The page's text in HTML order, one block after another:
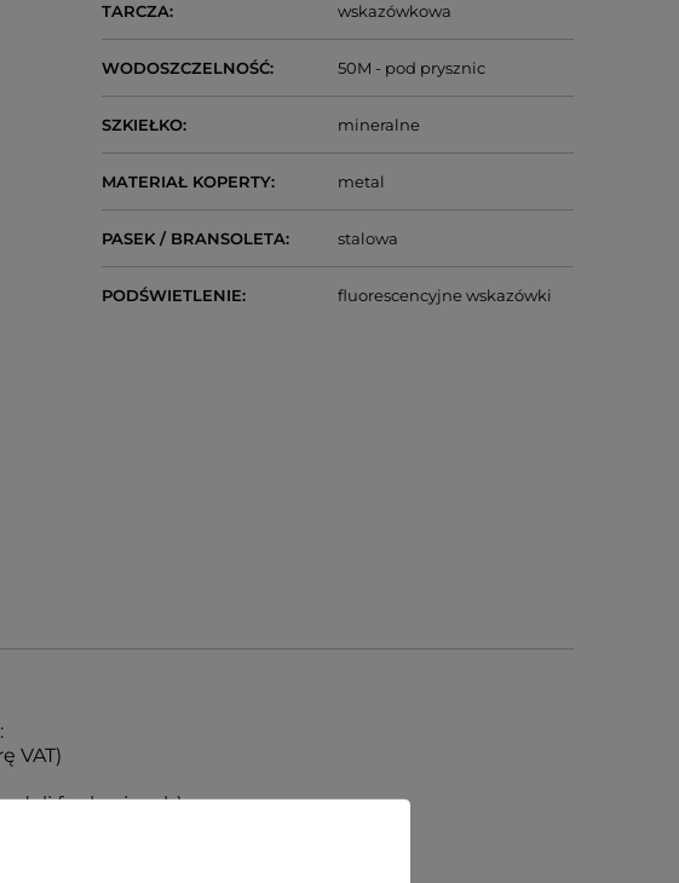
TARCZA wskazówkowa
WODOSZCZELNOŚĆ 50M - pod prysznic
SZKIEŁKO mineralne
MATERIAŁ KOPERTY metal
PASEK / BRANSOLETA stalowa
PODŚWIETLENIE fluorescencyjne wskazówki
VAT)
funkcyjnych)